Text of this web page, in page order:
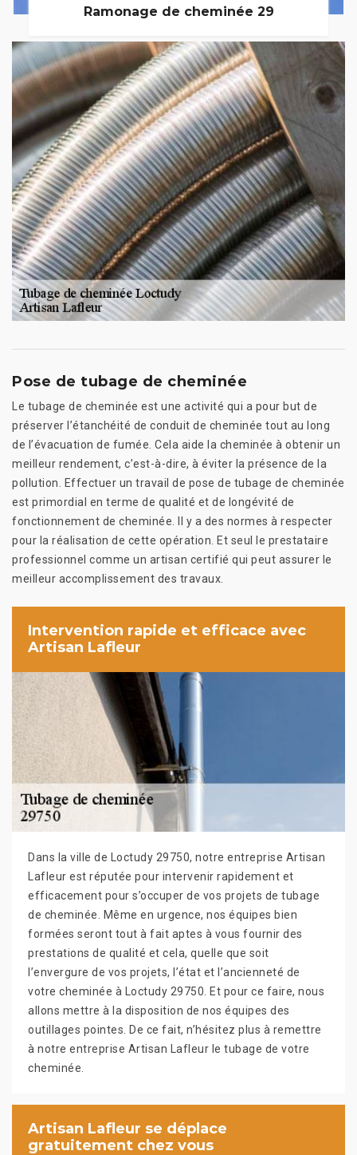
Ramonage de cheminée 29
Pose de tubage de cheminée
Le tubage de cheminée est une activité qui a pour but de
préserver l’étanchéité de conduit de cheminée tout au long
de l’évacuation de fumée. Cela aide la cheminée à obtenir un
meilleur rendement, c’est-à-dire, à éviter la présence de la
pollution. Effectuer un travail de pose de tubage de cheminée
est primordial en terme de qualité et de longévité de
fonctionnement de cheminée. Il y a des normes à respecter
pour la réalisation de cette opération. Et seul le prestataire
professionnel comme un artisan certifié qui peut assurer le
meilleur accomplissement des travaux.
Intervention rapide et efficace avec
Artisan Lafleur
Dans la ville de Loctudy 29750, notre entreprise Artisan
Lafleur est réputée pour intervenir rapidement et
efficacement pour s’occuper de vos projets de tubage
de cheminée. Même en urgence, nos équipes bien
formées seront tout à fait aptes à vous fournir des
prestations de qualité et cela, quelle que soit
l’envergure de vos projets, l’état et l’ancienneté de
votre cheminée à Loctudy 29750. Et pour ce faire, nous
allons mettre à la disposition de nos équipes des
outillages pointes. De ce fait, n’hésitez plus à remettre
à notre entreprise Artisan Lafleur le tubage de votre
cheminée.
Artisan Lafleur se déplace
gratuitement chez vous